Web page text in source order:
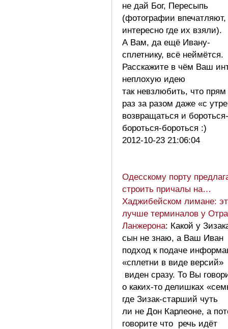
не дай Бог, Пересыпь
(фотографии впечатляют,
интересно где их взяли).
А Вам, да ещё Ивану-
сплетнику, всё неймётся.
Расскажите в чём Ваш
неплохую идею
так невзлюбить, что прям
раз за разом даже «с
возвращаться и бороться-
бороться-бороться :)
2012-10-23 21:06:04
Одесскому порту
строить причалы на…
Хаджибейском лимане:
лучше терминалов у
Ланжерона: Какой у
сын не знаю, а Ваш Иван
подход к подаче
«сплетни в виде версий»
виден сразу. То Вы
о каких-то делишках
где Зизак-старший чуть
ли не Дон Карлеоне, а
говорите что речь идёт